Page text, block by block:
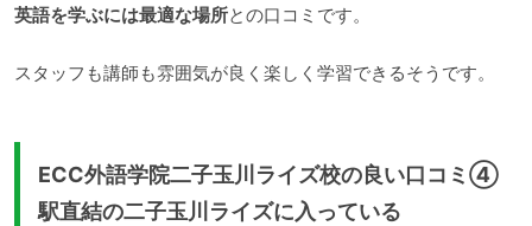
英語を学ぶには最適な場所との口コミです。
スタッフも講師も雰囲気が良く楽しく学習できるそうです。
ECC外語学院二子玉川ライズ校の良い口コミ④
駅直結の二子玉川ライズに入っている